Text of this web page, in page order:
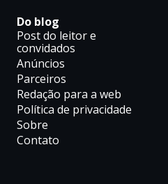
Do blog
Post do leitor e
convidados
Anúncios
Parceiros
Redação para a web
Política de privacidade
Sobre
Contato